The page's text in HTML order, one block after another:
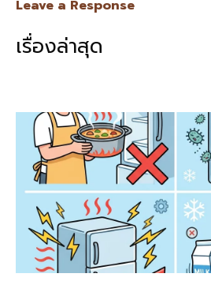
k
Leave a Response
เรื่องล่าสุด